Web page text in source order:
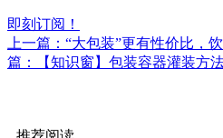
即刻订阅！
上一篇：“大包装”更有性价比，
篇：【知识窗】包装容器灌装方